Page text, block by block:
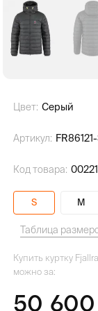
Цвет: Серый
Артикул:
Код товара:
S M
Таблица
Купить куртку
можно за:
50 600